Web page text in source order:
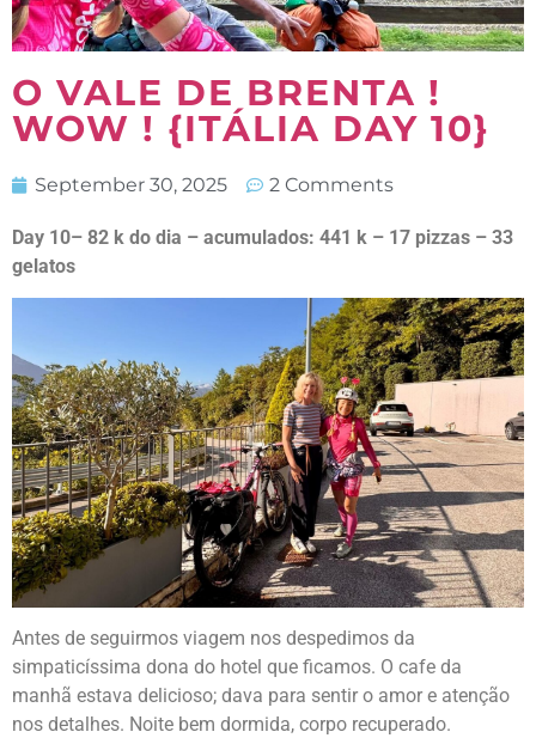
O VALE DE BRENTA !
WOW ! {ITÁLIA DAY 10}
September 30, 2025 2 Comments
Day 10– 82 k do dia – acumulados: 441 k – 17 pizzas – 33
gelatos
Antes de seguirmos viagem nos despedimos da
simpaticíssima dona do hotel que ficamos. O cafe da
manhã estava delicioso; dava para sentir o amor e atenção
nos detalhes. Noite bem dormida, corpo recuperado.